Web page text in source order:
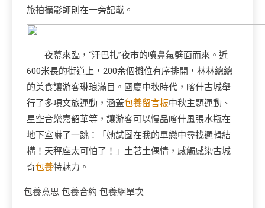
旅拍攝影師則在一旁記載。
夜幕來臨，“汗巴扎”夜市的噴鼻氣劈面而來。近
600米長的街道上，200余個攤位有序排開，林林總總
的美食讓游客琳琅滿目。國慶中秋時代，喀什古城舉
行了多項文旅運動，涵蓋包養留言板中秋主題運動、
星空音樂嘉韶華等，讓游客可以慢品喀什風張水瓶在
地下室嚇了一跳：「她試圖在我的單戀中尋找邏輯結
構！天秤座太可怕了！」土著土偶情，感觸感染古城
奇包養特魅力。
包養意思 包養合約 包養網單次